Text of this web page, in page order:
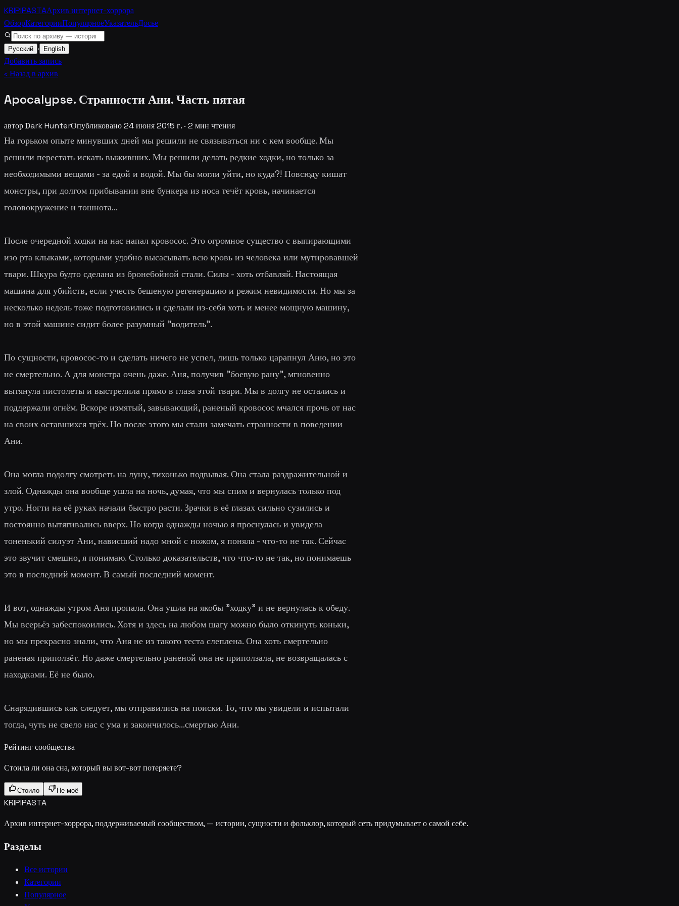
KRIPIPASTAАрхив интернет-хоррора
ОбзорКатегорииПопулярноеУказательДосье
Русский · English
Добавить запись
‹ Назад в архив
Apocalypse. Странности Ани. Часть пятая
авторDark HunterОпубликовано24 июня 2015 г. · 2 мин чтения
На горьком опыте минувших дней мы решили не связываться ни с кем вообще. Мы
решили перестать искать выживших. Мы решили делать редкие ходки, но только за
необходимыми вещами - за едой и водой. Мы бы могли уйти, но куда?! Повсюду кишат
монстры, при долгом прибывании вне бункера из носа течёт кровь, начинается
головокружение и тошнота...
После очередной ходки на нас напал кровосос. Это огромное существо с выпирающими
изо рта клыками, которыми удобно высасывать всю кровь из человека или мутировавшей
твари. Шкура будто сделана из бронебойной стали. Силы - хоть отбавляй. Настоящая
машина для убийств, если учесть бешеную регенерацию и режим невидимости. Но мы за
несколько недель тоже подготовились и сделали из-себя хоть и менее мощную машину,
но в этой машине сидит более разумный "водитель".
По сущности, кровосос-то и сделать ничего не успел, лишь только царапнул Аню, но это
не смертельно. А для монстра очень даже. Аня, получив "боевую рану", мгновенно
вытянула пистолеты и выстрелила прямо в глаза этой твари. Мы в долгу не остались и
поддержали огнём. Вскоре измятый, завывающий, раненый кровосос мчался прочь от нас
на своих оставшихся трёх. Но после этого мы стали замечать странности в поведении
Ани.
Она могла подолгу смотреть на луну, тихонько подвывая. Она стала раздражительной и
злой. Однажды она вообще ушла на ночь, думая, что мы спим и вернулась только под
утро. Ногти на её руках начали быстро расти. Зрачки в её глазах сильно сузились и
постоянно вытягивались вверх. Но когда однажды ночью я проснулась и увидела
тоненький силуэт Ани, нависший надо мной с ножом, я поняла - что-то не так. Сейчас
это звучит смешно, я понимаю. Столько доказательств, что что-то не так, но понимаешь
это в последний момент. В самый последний момент.
И вот, однажды утром Аня пропала. Она ушла на якобы "ходку" и не вернулась к обеду.
Мы всерьёз забеспокоились. Хотя и здесь на любом шагу можно было откинуть коньки,
но мы прекрасно знали, что Аня не из такого теста слеплена. Она хоть смертельно
раненая приползёт. Но даже смертельно раненой она не приползала, не возвращалась с
находками. Её не было.
Снарядившись как следует, мы отправились на поиски. То, что мы увидели и испытали
тогда, чуть не свело нас с ума и закончилось...смертью Ани.
Рейтинг сообщества
Стоила ли она сна, который вы вот-вот потеряете?
Стоило Не моё
KRIPIPASTA
Архив интернет-хоррора, поддерживаемый сообществом, — истории, сущности и фольклор, который сеть придумывает о самой себе.
Разделы
Все истории
Категории
Популярное